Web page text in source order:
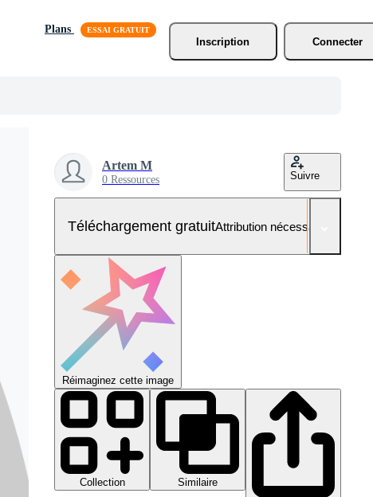
Plans
Inscription
Connecter
Artem M
0 Ressources Suivre
Téléchargement gratuitAttribution nécessaire
Réimaginez cette image
Collection
Similaire